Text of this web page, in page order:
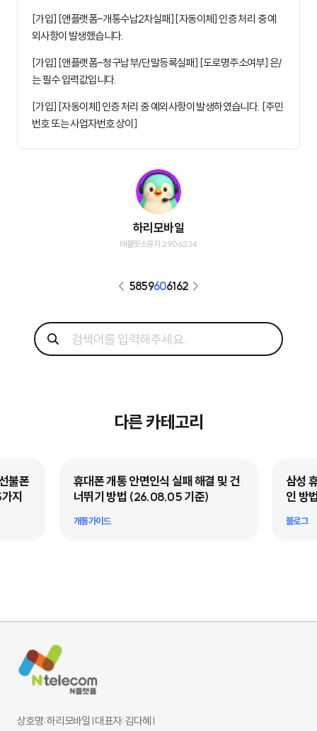
[가입] [앤플랫폼-개통수납2차실패] [자동이체] 인증 처리 중 예
외사항이 발생했습니다.
[가입] [앤플랫폼-청구납부/단말등록실패] [도로명주소여부] 은/
는 필수 입력값입니다.
[가입] [자동이체] 인증 처리 중 예외사항이 발생하였습니다. [주민
번호 또는 사업자번호 상이]
하리모바일
태블릿소유자 2906234
5859606162
다른 카테고리
불폰
지
휴대폰 개통 안면인식 실패 해결 및 건
너뛰기 방법 (26.08.05 기준)
개통가이드
삼성
인 방
블로그
상호명: 하리모바일 l 대표자: 김다혜 l